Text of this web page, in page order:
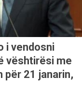
i vendosni
vështirësi me
për 21 janarin,